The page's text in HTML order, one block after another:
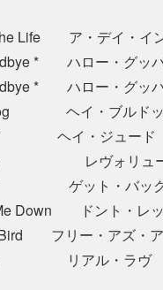
Life ア・デイ・イ
* ハロー・グッ
* ハロー・グッ
ヘイ・ブルド
* ヘイ・ジュード
レヴォリュー
* ゲット・バッ
Down ドント・レ
Bird フリー・アズ・ア
リアル・ラヴ